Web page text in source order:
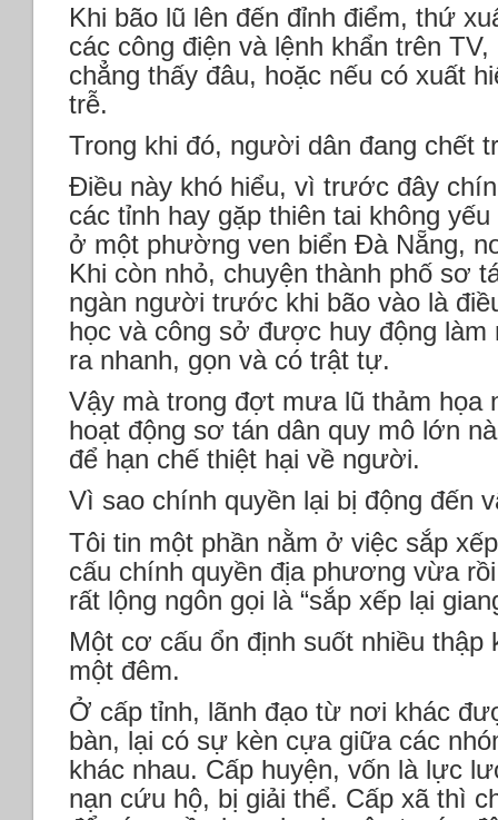
Khi bão lũ lên đến đỉnh điểm, thứ
các công điện và lệnh khẩn trên
chẳng thấy đâu, hoặc nếu có xuất
trễ.
Trong khi đó, người dân đang chết
Điều này khó hiểu, vì trước đây
các tỉnh hay gặp thiên tai không
ở một phường ven biển Đà Nẵng,
Khi còn nhỏ, chuyện thành phố sơ
ngàn người trước khi bão vào là
học và công sở được huy động làm
ra nhanh, gọn và có trật tự.
Vậy mà trong đợt mưa lũ thảm họa
hoạt động sơ tán dân quy mô lớn
để hạn chế thiệt hại về người.
Vì sao chính quyền lại bị động đến
Tôi tin một phần nằm ở việc sắp
cấu chính quyền địa phương vừa
rất lộng ngôn gọi là “sắp xếp lại
Một cơ cấu ổn định suốt nhiều thập
một đêm.
Ở cấp tỉnh, lãnh đạo từ nơi khác
bàn, lại có sự kèn cựa giữa các
khác nhau. Cấp huyện, vốn là lực
nạn cứu hộ, bị giải thể. Cấp xã thì